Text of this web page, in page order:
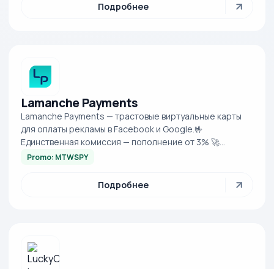
Подробнее
Lamanche Payments
Lamanche Payments — трастовые виртуальные карты
для оплаты рекламы в Facebook и Google.🤟
Единственная комиссия — пополнение от 3% 🚀
Бесплатный выпуск карт🫂 Саппорт 24/7
Promo: MTWSPY
Подробнее